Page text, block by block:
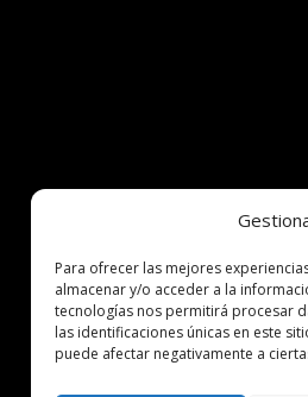
Para ofrecer las mejores
almacenar y/o acceder a la
tecnologías nos permitirá procesar
las identificaciones únicas en este
puede afectar negativamente a